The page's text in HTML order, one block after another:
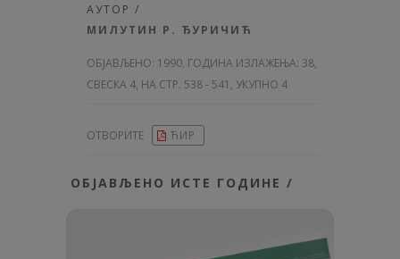
АУТОР /
МИЛУТИН Р. ЂУРИЧИЋ
ОБЈАВЉЕНО: 1990, ГОДИНА ИЗЛАЖЕЊА: 38,
СВЕСКА 4, НА СТР. 538 - 541, УКУПНО 4
ОТВОРИТЕ ЋИР
ОБЈАВЉЕНО ИСТЕ ГОДИНЕ /